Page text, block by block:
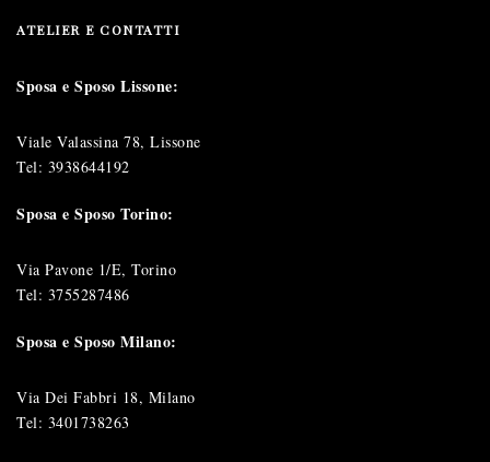
ATELIER E CONTATTI
Sposa e Sposo Lissone:
Viale Valassina 78, Lissone
Tel: 3938644192
Sposa e Sposo Torino:
Via Pavone 1/E, Torino
Tel: 3755287486
Sposa e Sposo Milano:
Via Dei Fabbri 18, Milano
Tel: 3401738263